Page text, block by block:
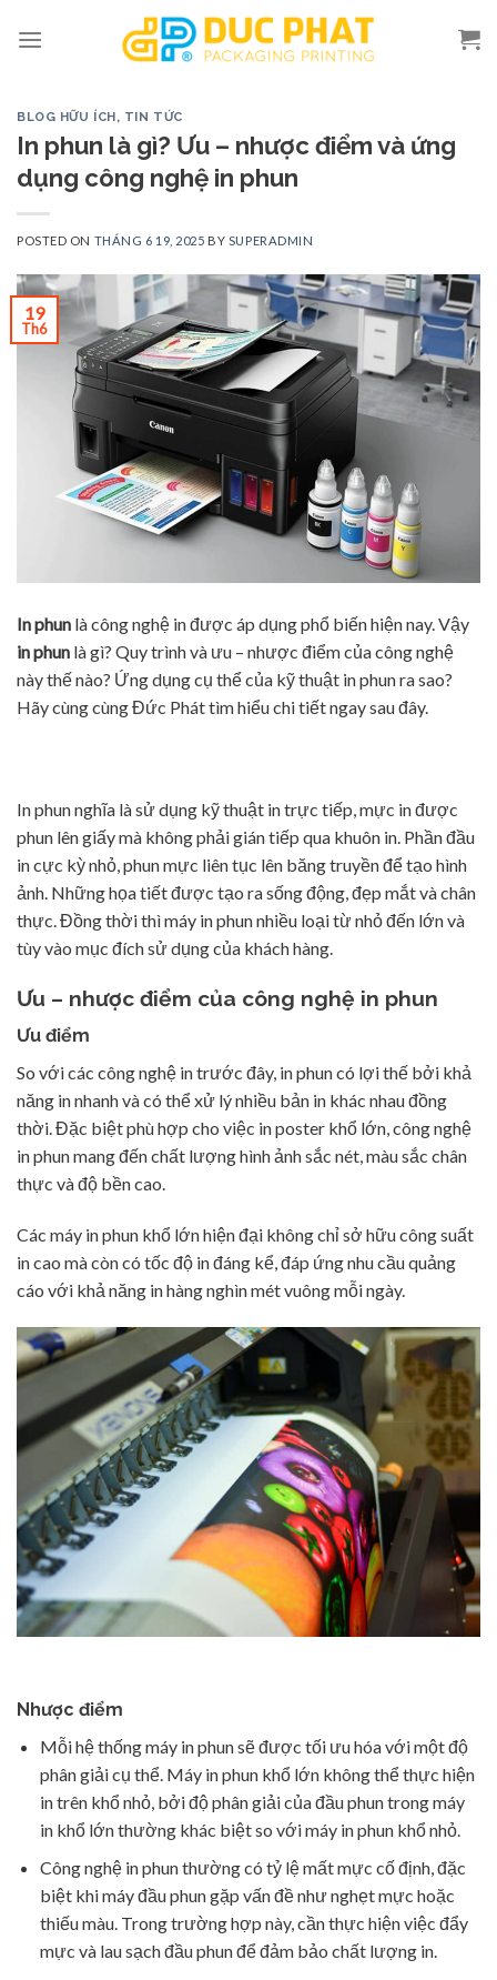
BLOG HỮU ÍCH, TIN TỨC
In phun là gì? Ưu – nhược điểm và ứng
dụng công nghệ in phun
POSTED ON THÁNG 6 19, 2025 BY SUPERADMIN
19
Th6
In phun là công nghệ in được áp dụng phổ biến hiện nay. Vậy
in phun là gì? Quy trình và ưu – nhược điểm của công nghệ
này thế nào? Ứng dụng cụ thể của kỹ thuật in phun ra sao?
Hãy cùng cùng Đức Phát tìm hiểu chi tiết ngay sau đây.
In phun nghĩa là sử dụng kỹ thuật in trực tiếp, mực in được
phun lên giấy mà không phải gián tiếp qua khuôn in. Phần đầu
in cực kỳ nhỏ, phun mực liên tục lên băng truyền để tạo hình
ảnh. Những họa tiết được tạo ra sống động, đẹp mắt và chân
thực. Đồng thời thì máy in phun nhiều loại từ nhỏ đến lớn và
tùy vào mục đích sử dụng của khách hàng.
Ưu – nhược điểm của công nghệ in phun
Ưu điểm
So với các công nghệ in trước đây, in phun có lợi thế bởi khả
năng in nhanh và có thể xử lý nhiều bản in khác nhau đồng
thời. Đặc biệt phù hợp cho việc in poster khổ lớn, công nghệ
in phun mang đến chất lượng hình ảnh sắc nét, màu sắc chân
thực và độ bền cao.
Các máy in phun khổ lớn hiện đại không chỉ sở hữu công suất
in cao mà còn có tốc độ in đáng kể, đáp ứng nhu cầu quảng
cáo với khả năng in hàng nghìn mét vuông mỗi ngày.
Nhược điểm
Mỗi hệ thống máy in phun sẽ được tối ưu hóa với một độ
phân giải cụ thể. Máy in phun khổ lớn không thể thực hiện
in trên khổ nhỏ, bởi độ phân giải của đầu phun trong máy
in khổ lớn thường khác biệt so với máy in phun khổ nhỏ.
Công nghệ in phun thường có tỷ lệ mất mực cố định, đặc
biệt khi máy đầu phun gặp vấn đề như nghẹt mực hoặc
thiếu màu. Trong trường hợp này, cần thực hiện việc đẩy
mực và lau sạch đầu phun để đảm bảo chất lượng in.